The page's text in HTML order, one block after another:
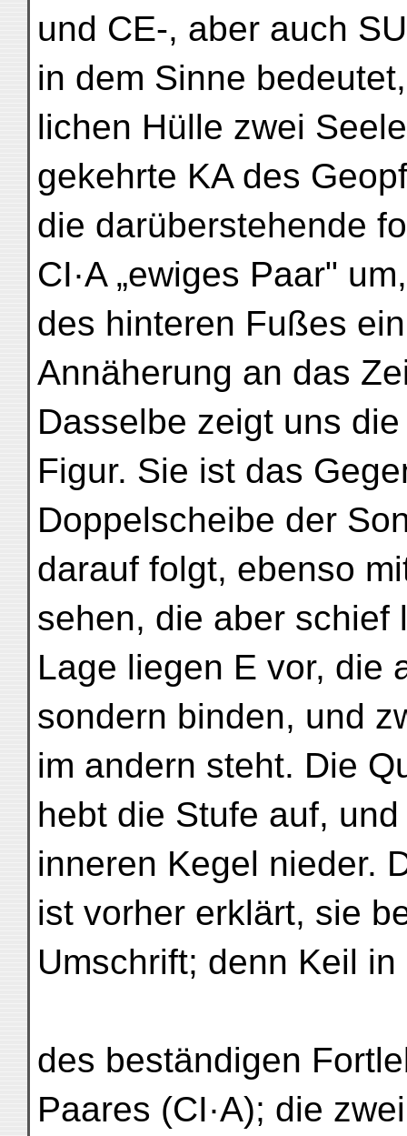
und CE-, aber auch
in dem Sinne
lichen Hülle zwei
gekehrte KA des
die darüberstehende
CI·A „ewiges Paar"
des hinteren Fußes
Annäherung an das
Dasselbe zeigt uns
Figur. Sie ist das
Doppelscheibe der
darauf folgt, ebenso
sehen, die aber schief
Lage liegen E vor, die
sondern binden, und
im andern steht. Die
hebt die Stufe auf,
inneren Kegel nieder.
ist vorher erklärt, sie
Umschrift; denn Keil
des beständigen
Paares (CI·A); die